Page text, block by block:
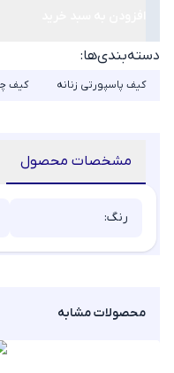
دسته‌بندی‌ها:
کیف پاسپورتی زنانه کیف
مشخصات محصول
رنگ:
محصولات مشابه